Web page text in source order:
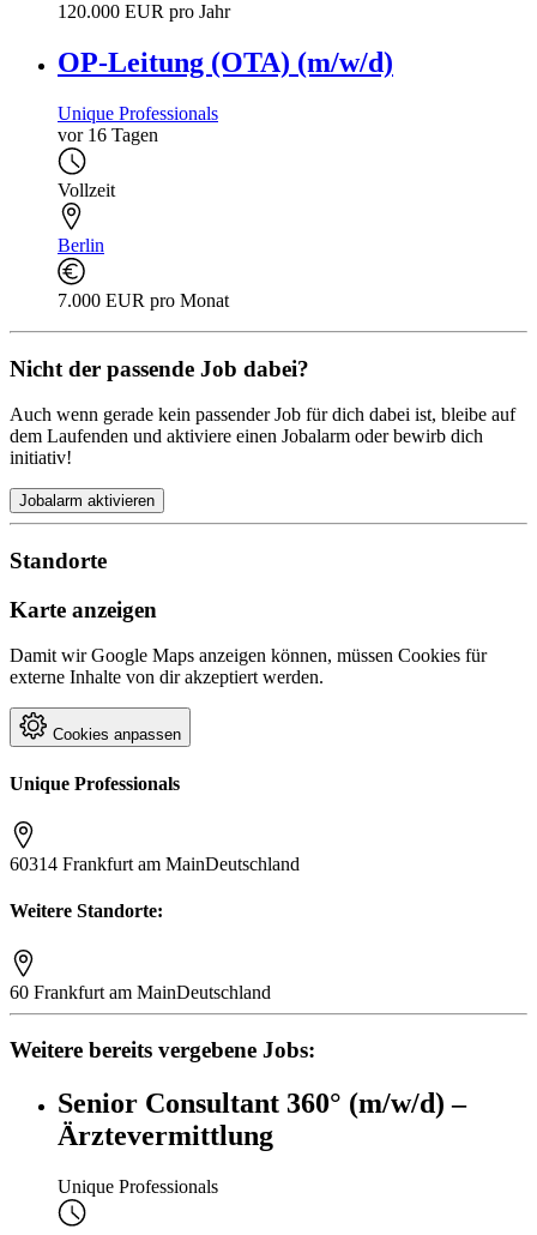
120.000 EUR pro Jahr
OP-Leitung (OTA) (m/w/d)
Unique Professionals
vor 16 Tagen
Vollzeit
Berlin
7.000 EUR pro Monat
Nicht der passende Job dabei?
Auch wenn gerade kein passender Job für dich dabei ist, bleibe auf
dem Laufenden und aktiviere einen Jobalarm oder bewirb dich
initiativ!
Jobalarm aktivieren
Standorte
Karte anzeigen
Damit wir Google Maps anzeigen können, müssen Cookies für
externe Inhalte von dir akzeptiert werden.
Cookies anpassen
Unique Professionals
60314 Frankfurt am MainDeutschland
Weitere Standorte:
60 Frankfurt am MainDeutschland
Weitere bereits vergebene Jobs:
Senior Consultant 360° (m/w/d) –
Ärztevermittlung
Unique Professionals